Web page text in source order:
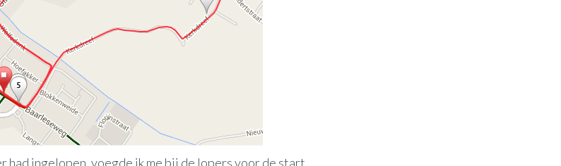
had ingelopen, voegde ik me bij de lopers voor de start